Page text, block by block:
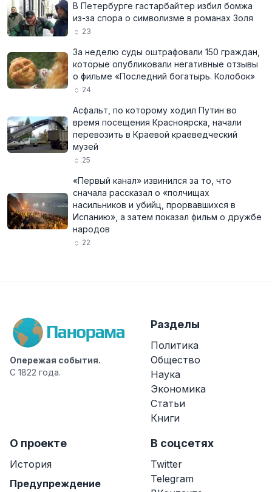
В Петербурге гастарбайтер избил бомжа
из-за спора о символизме в романах Золя
23
За неделю суды оштрафовали 150 граждан,
которые опубликовали негативные отзывы
о фильме «Последний богатырь. Колобок»
24
Асфальт, по которому ходил Путин во
время посещения Красноярска, начали
перевозить в Краевой краеведческий
музей
25
«Первый канал» извинился за то, что
сначала рассказал о «полчищах
насильников и убийц, прорвавшихся в
Испанию», а затем показал фильм о дружбе
народов
22
Опережая события.
С 1822 года.
Разделы
Политика
Общество
Наука
Экономика
Статьи
Книги
О проекте
История
Предупреждение
В соцсетях
Twitter
Telegram